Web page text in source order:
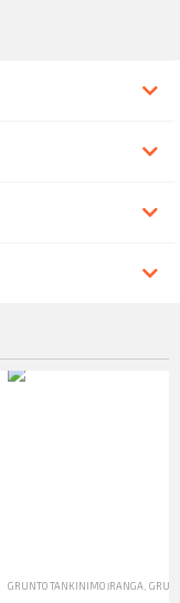
NUOMA
GRUNTO TANKINIMO ĮRANGA